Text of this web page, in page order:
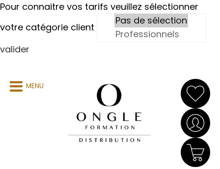
Pour connaitre vos tarifs veuillez sélectionner
votre catégorie client
valider
MENU